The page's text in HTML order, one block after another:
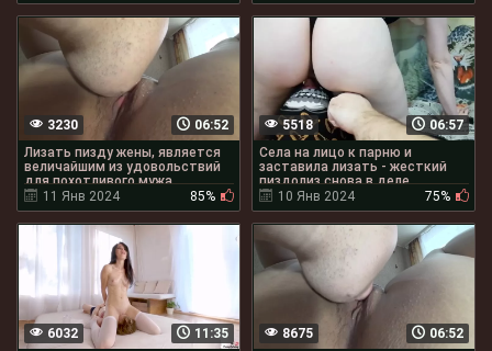
06:52
3230
Лизать пизду жены, является
величайшим из удовольствий
для похотливого мужа
11 Янв 2024
85%
06:57
5518
Села на лицо к парню и
заставила лизать - жесткий
пиздолиз снова в деле
10 Янв 2024
75%
11:35
6032
06:52
8675